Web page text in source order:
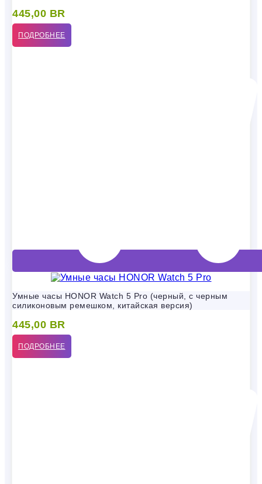
445,00 BR
ПОДРОБНЕЕ
Умные часы HONOR Watch 5 Pro (черный, с черным
силиконовым ремешком, китайская версия)
445,00 BR
ПОДРОБНЕЕ